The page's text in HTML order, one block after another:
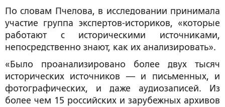
По словам Пчелова, в исследовании принимала
участие группа экспертов-историков, «которые
работают с историческими источниками,
непосредственно знают, как их анализировать».
«Было проанализировано более двух тысяч
исторических источников — и письменных, и
фотографических, и даже аудиозаписей. Из
более чем 15 российских и зарубежных архивов